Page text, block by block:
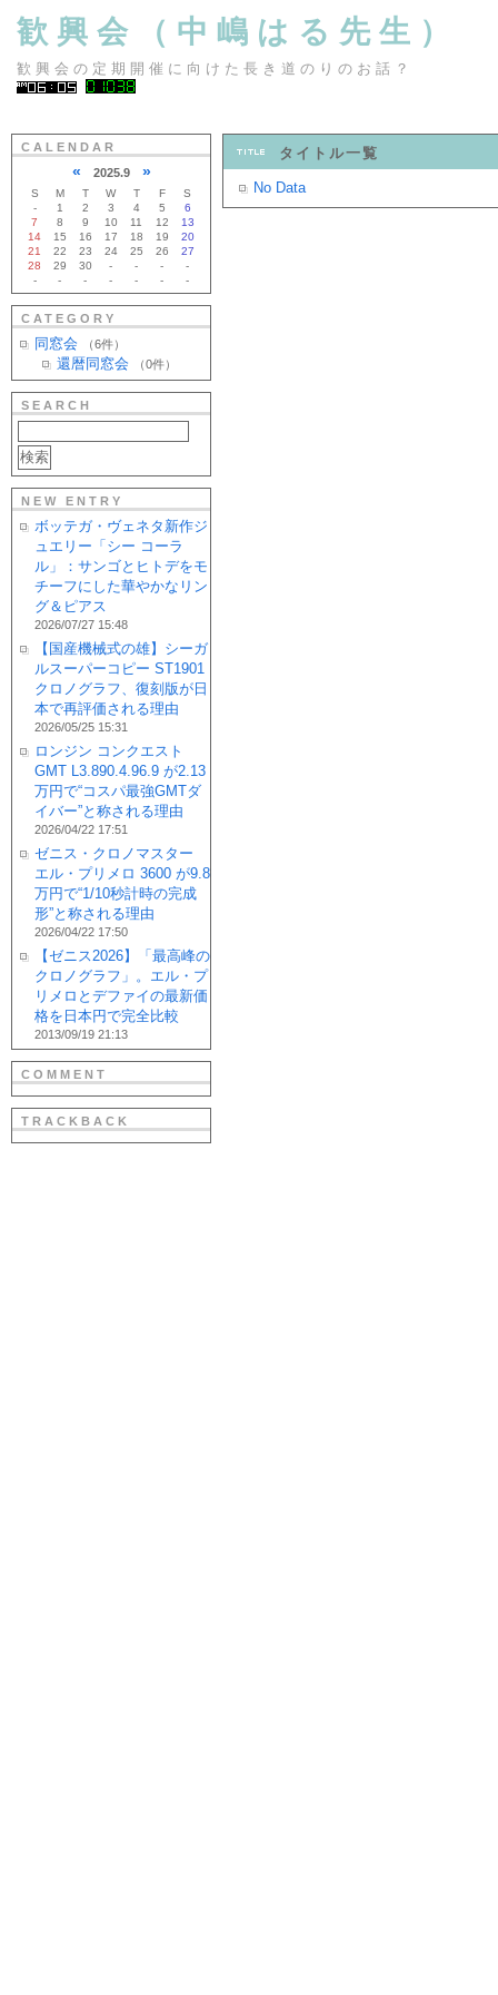
歓興会（中嶋はる先生）
歓興会の定期開催に向けた長き道のりのお話？
タイトル一覧
No Data
CALENDAR
« 2025.9 »
S M T W T F
S
-
1 2 3 4 5
6
7
8 9 10 11 12
13
14
15 16 17 18 19
20
21
22 23 24 25 26
27
28
29 30 - - -
-
-
- - - - - -
CATEGORY
同窓会 （6件）
還暦同窓会 （0件）
SEARCH
NEW ENTRY
ボッテガ・ヴェネタ新作ジ
ュエリー「シー コーラ
ル」：サンゴとヒトデをモ
チーフにした華やかなリン
グ＆ピアス
2026/07/27 15:48
【国産機械式の雄】シーガ
ルスーパーコピー ST1901
クロノグラフ、復刻版が日
本で再評価される理由
2026/05/25 15:31
ロンジン コンクエスト
GMT L3.890.4.96.9 が2.13
万円で“コスパ最強GMTダ
イバー”と称される理由
2026/04/22 17:51
ゼニス・クロノマスター
エル・プリメロ 3600 が9.8
万円で“1/10秒計時の完成
形”と称される理由
2026/04/22 17:50
【ゼニス2026】「最高峰の
クロノグラフ」。エル・プ
リメロとデファイの最新価
格を日本円で完全比較
2013/09/19 21:13
COMMENT
TRACKBACK